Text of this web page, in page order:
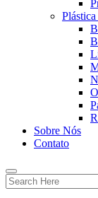
Sobre Nós
Contato